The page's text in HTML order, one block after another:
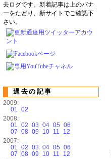
去ログです。新着記事は上のバナ
ーをたどり、新サイトでご確認下
さい。
過去の記事
2009:
01 02
2008:
01 02 03 04 05 06
07 08 09 10 11
12
2007:
01 02 03 04 05 06
07 08 09 10 11
12